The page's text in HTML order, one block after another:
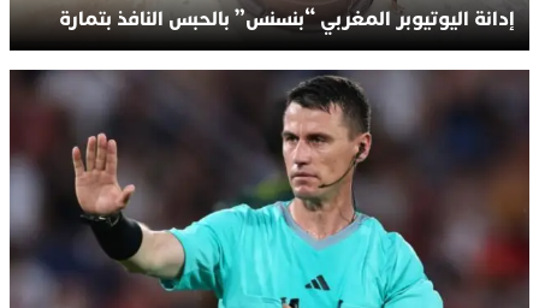
إدانة اليوتيوبر المغربي “بنسنس” بالحبس النافذ بتمارة